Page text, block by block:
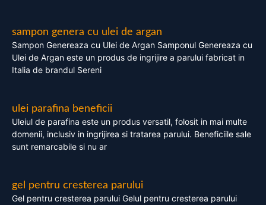
sampon genera cu ulei de argan
Sampon Genereaza cu Ulei de Argan Samponul Genereaza cu
Ulei de Argan este un produs de ingrijire a parului fabricat in
Italia de brandul Sereni
ulei parafina beneficii
Uleiul de parafina este un produs versatil, folosit in mai multe
domenii, inclusiv in ingrijirea si tratarea parului. Beneficiile sale
sunt remarcabile si nu ar
gel pentru cresterea parului
Gel pentru cresterea parului Gelul pentru cresterea parului